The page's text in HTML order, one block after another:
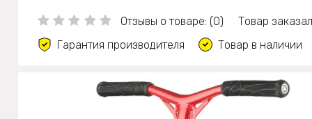
Отзывы о товаре: (0)
Товар
Гарантия производителя
Товар в наличии